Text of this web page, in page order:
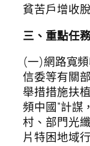
貧苦戶增收
三、重點任
(一)網路寬
信委等有關
舉措措施扶
頻中國”計謀
村、部門光
片特困地域